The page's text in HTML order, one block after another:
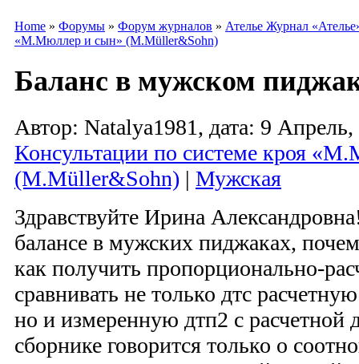
Home » Форумы » Форум журналов » Ателье Журнал
«М.Мюллер и сын» (M.Müller&Sohn)
Баланс в мужском
Автор: Natalya1981, дата: 9
Консультации по системе кроя
(M.Müller&Sohn) | Мужская
Здравствуйте Ирина
балансе в мужских пиджаках,
как получить пропорционально-
сравнивать не только дтс
но и измеренную дтп2 с
сборнике говорится только о